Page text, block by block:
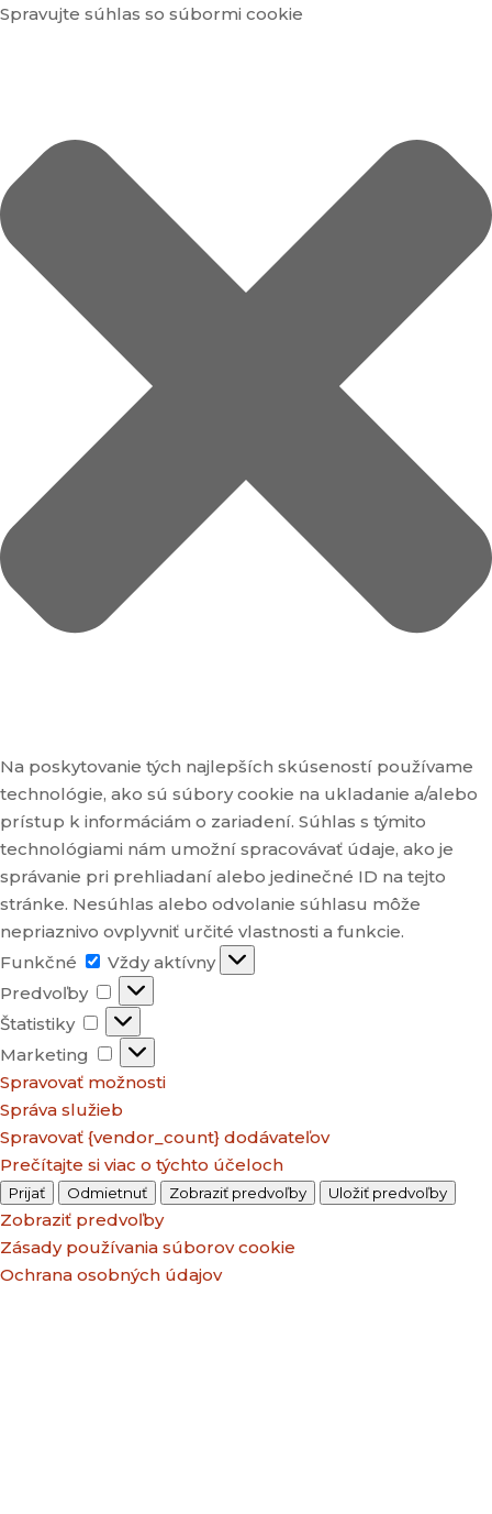
Spravujte súhlas so súbormi cookie
Na poskytovanie tých najlepších skúseností používame
technológie, ako sú súbory cookie na ukladanie a/alebo
prístup k informáciám o zariadení. Súhlas s týmito
technológiami nám umožní spracovávať údaje, ako je
správanie pri prehliadaní alebo jedinečné ID na tejto
stránke. Nesúhlas alebo odvolanie súhlasu môže
nepriaznivo ovplyvniť určité vlastnosti a funkcie.
Funkčné
Funkčné
Vždy aktívny
Predvoľby
Predvoľby
Štatistiky
Štatistiky
Marketing
Marketing
Spravovať možnosti
Správa služieb
Spravovať {vendor_count} dodávateľov
Prečítajte si viac o týchto účeloch
Prijať Odmietnuť Zobraziť predvoľby Uložiť predvoľby
Zobraziť predvoľby
Zásady používania súborov cookie
Ochrana osobných údajov